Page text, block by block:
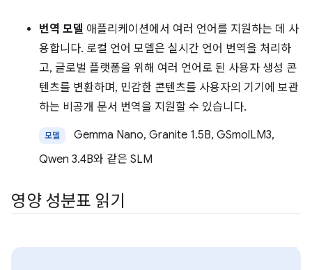
번역 모델 애플리케이션에서 여러 언어를 지원하는 데 사
용합니다. 로컬 언어 모델은 실시간 언어 번역을 처리하
고, 글로벌 플랫폼을 위해 여러 언어로 된 사용자 생성 콘
텐츠를 변환하며, 민감한 콘텐츠를 사용자의 기기에 보관
하는 비공개 문서 번역을 지원할 수 있습니다.
모델
Gemma Nano, Granite 1.5B, GSmolLM3,
Qwen 3.4B와 같은 SLM
영양 성분표 읽기